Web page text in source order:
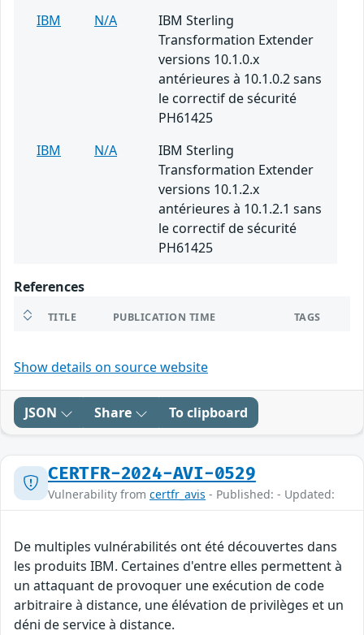
IBM
N/A
IBM Sterling
Transformation Extender
versions 10.1.0.x
antérieures à 10.1.0.2 sans
le correctif de sécurité
PH61425
IBM
N/A
IBM Sterling
Transformation Extender
versions 10.1.2.x
antérieures à 10.1.2.1 sans
le correctif de sécurité
PH61425
References
TITLE PUBLICATION TIME TAGS
Show details on source website
JSON Share To clipboard
CERTFR-2024-AVI-0529
Vulnerability from certfr_avis - Published: - Updated:
De multiples vulnérabilités ont été découvertes dans
les produits IBM. Certaines d'entre elles permettent à
un attaquant de provoquer une exécution de code
arbitraire à distance, une élévation de privilèges et un
déni de service à distance.